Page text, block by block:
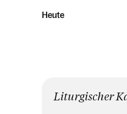
Heute
Liturgischer